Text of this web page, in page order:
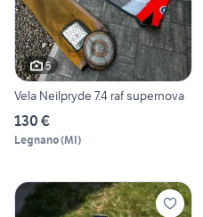
5
Vela Neilpryde 7.4 raf supernova
130 €
Legnano(MI)